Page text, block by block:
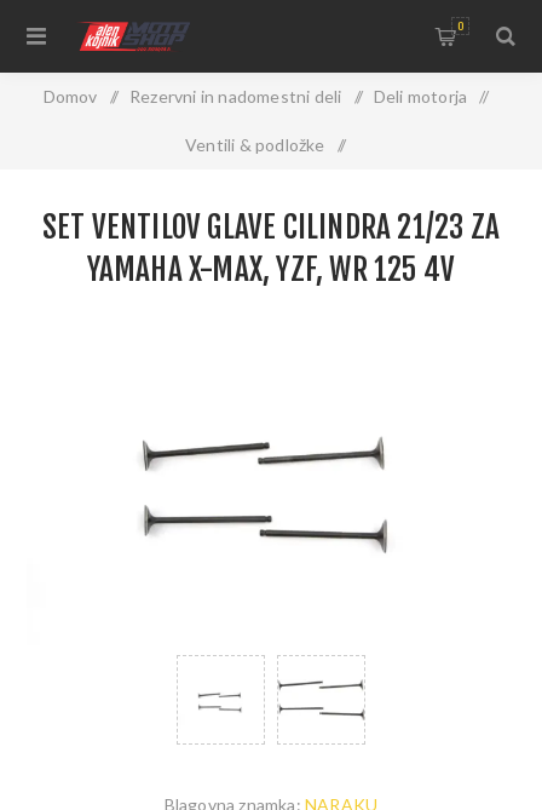
0
Domov / Rezervni in nadomestni deli / Deli motorja /
Ventili & podložke /
125 4V
SET VENTILOV GLAVE CILINDRA 21/23 ZA
YAMAHA X-MAX, YZF, WR 125 4V
Blagovna znamka: NARAKU